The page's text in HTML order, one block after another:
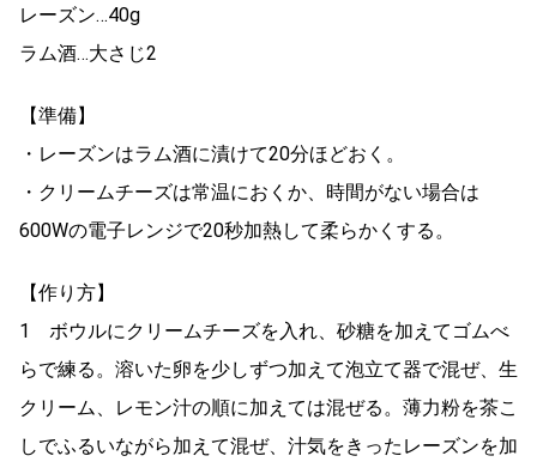
レーズン…40g
ラム酒…大さじ2
【準備】
・レーズンはラム酒に漬けて20分ほどおく。
・クリームチーズは常温におくか、時間がない場合は
600Wの電子レンジで20秒加熱して柔らかくする。
【作り方】
1 ボウルにクリームチーズを入れ、砂糖を加えてゴムべ
らで練る。溶いた卵を少しずつ加えて泡立て器で混ぜ、生
クリーム、レモン汁の順に加えては混ぜる。薄力粉を茶こ
しでふるいながら加えて混ぜ、汁気をきったレーズンを加